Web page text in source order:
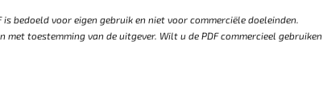
bedoeld voor eigen gebruik en niet voor commerciële doeleinden.
toestemming van de uitgever. Wilt u de PDF commercieel gebruiken